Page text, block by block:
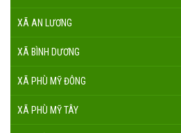
XÃ AN LƯƠNG
XÃ BÌNH DƯƠNG
XÃ PHÙ MỸ ĐÔNG
XÃ PHÙ MỸ TÂY